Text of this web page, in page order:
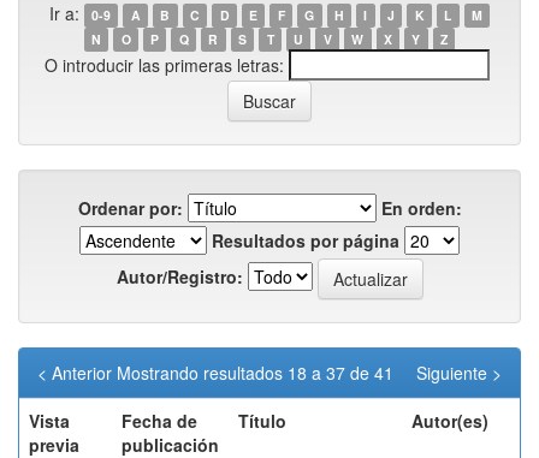
Ir a: 0-9 A B C D E F G H I J K L
M
N
O P Q R S T U V W X Y Z
O introducir las primeras letras:
Ordenar por:
En orden:
Resultados por página
Autor/Registro:
Mostrando resultados 18 a 37 de 41
< Anterior
Siguiente >
Vista
previa
Fecha de
publicación
Título Autor(es)